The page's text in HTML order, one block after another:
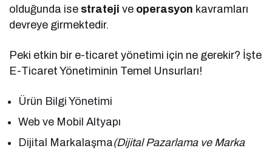
olduğunda ise strateji ve operasyon kavramları
devreye girmektedir.
Peki etkin bir e-ticaret yönetimi için ne gerekir? İşte
E-Ticaret Yönetiminin Temel Unsurları!
Ürün Bilgi Yönetimi
Web ve Mobil Altyapı
Dijital Markalaşma(Dijital Pazarlama ve Marka